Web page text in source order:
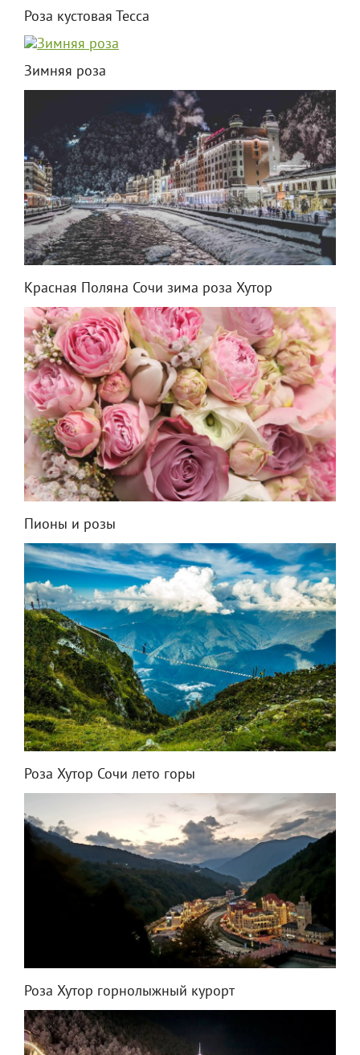
Роза кустовая Тесса
Зимняя роза
Красная Поляна Сочи зима роза Хутор
Пионы и розы
Роза Хутор Сочи лето горы
Роза Хутор горнолыжный курорт